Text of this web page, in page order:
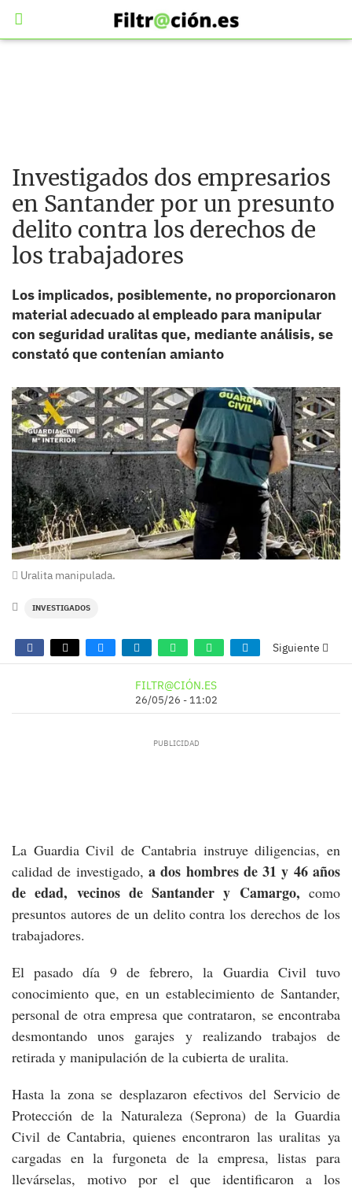
Investigados dos empresarios
en Santander por un presunto
delito contra los derechos de
los trabajadores
Los implicados, posiblemente, no proporcionaron
material adecuado al empleado para manipular
con seguridad uralitas que, mediante análisis, se
constató que contenían amianto
Uralita manipulada.
INVESTIGADOS
Siguiente
FILTR@CIÓN.ES
26/05/26 - 11:02
La Guardia Civil de Cantabria instruye diligencias, en
calidad de investigado, a dos hombres de 31 y 46 años
de edad, vecinos de Santander y Camargo, como
presuntos autores de un delito contra los derechos de los
trabajadores.
El pasado día 9 de febrero, la Guardia Civil tuvo
conocimiento que, en un establecimiento de Santander,
personal de otra empresa que contrataron, se encontraba
desmontando unos garajes y realizando trabajos de
retirada y manipulación de la cubierta de uralita.
Hasta la zona se desplazaron efectivos del Servicio de
Protección de la Naturaleza (Seprona) de la Guardia
Civil de Cantabria, quienes encontraron las uralitas ya
cargadas en la furgoneta de la empresa, listas para
llevárselas, motivo por el que identificaron a los